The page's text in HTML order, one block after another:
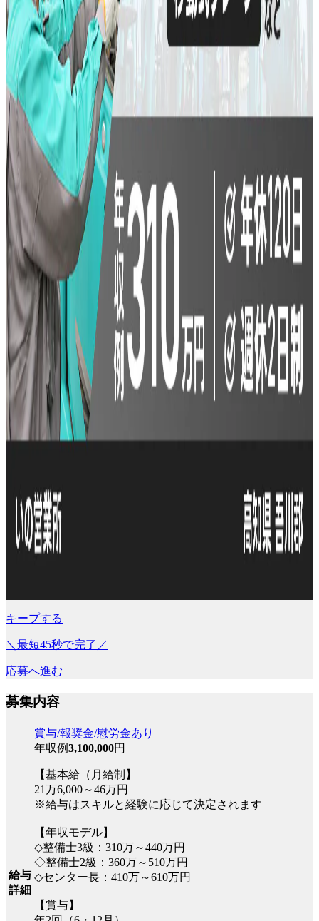
キープする
＼最短45秒で完了／
応募へ進む
募集内容
給与
詳細
賞与/報奨金/慰労金あり
年収例3,100,000円
【基本給（月給制】
21万6,000～46万円
※給与はスキルと経験に応じて決定されます
【年収モデル】
◇整備士3級：310万～440万円
◇整備士2級：360万～510万円
◇センター長：410万～610万円
【賞与】